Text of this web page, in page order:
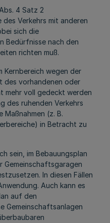
4 Satz 2
Verkehrs mit anderen
sich die
Bedürfnisse nach den
richten muß.
wegen der
des vorhandenen oder
mehr voll gedeckt werden
des ruhenden Verkehrs
Maßnahmen (z. B.
in Betracht zu
sein, im Bebauungsplan
Gemeinschaftsgaragen
In diesen Fällen
Auch kann es
auf den
Gemeinschaftsanlagen